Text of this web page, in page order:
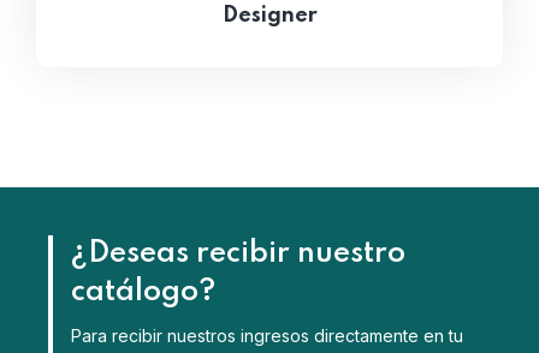
Designer
¿Deseas recibir nuestro
catálogo?
Para recibir nuestros ingresos directamente en tu